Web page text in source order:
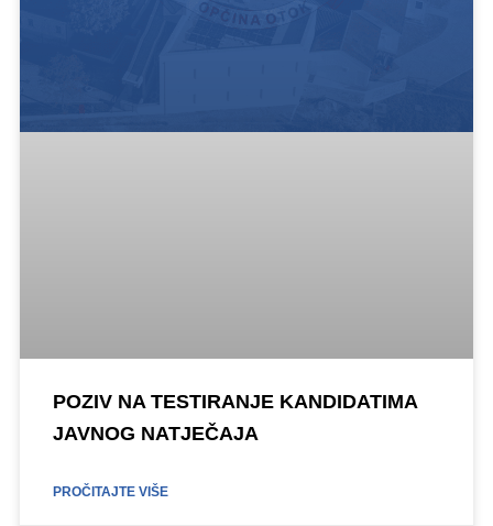
POZIV NA TESTIRANJE KANDIDATIMA
JAVNOG NATJEČAJA
PROČITAJTE VIŠE